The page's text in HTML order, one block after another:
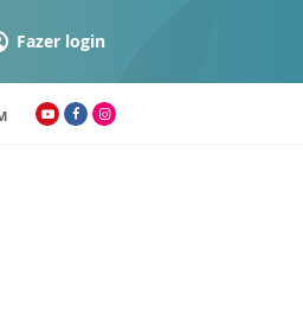
Fazer login